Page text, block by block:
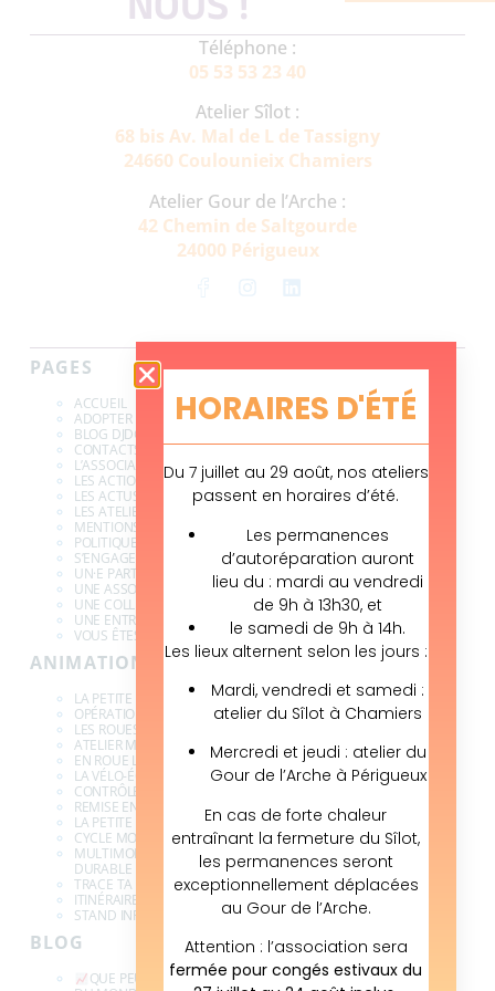
Téléphone :
05 53 53 23 40
Atelier Sîlot :
68 bis Av. Mal de L de Tassigny
24660 Coulounieix Chamiers
Atelier Gour de l’Arche :
42 Chemin de Saltgourde
24000 Périgueux
PAGES
ACCUEIL
ADOPTER UN VÉLO
BLOG DJDG
CONTACTS & INFOS
L’ASSOCIATION
LES ACTIONS
LES ACTUS
LES ATELIERS
MENTIONS LÉGALES
POLITIQUE DE CONFIDENTIALITÉ DES DONNÉES
S’ENGAGER À DJDG
UN·E PARTICULIER·E
UNE ASSOCIATION
UNE COLLECTIVITÉ
UNE ENTREPRISE
VOUS ÊTES … BIENVENUE
ANIMATIONS
LA PETITE REINE SEREINE (JEU)
OPÉRATION RÉVISION VÉLO
LES ROUES VERTES
ATELIER MOBILE D’AUTO-RÉPARATION ET D’AUTO-ENTRETIEN
EN ROUE LIBRE
LA VÉLO-ÉCOLE
CONTRÔLE TECHNIQUE VÉLO
REMISE EN SELLE
LA PETITE REINE SEREINE (ANIMATION)
CYCLE MOBILITÉ
MULTIMODAL : LA COURSE COOPÉRATIVE DE LA MOBILITÉ
DURABLE
TRACE TA ROUTE !
ITINÉRAIRE BIS VIA MULTIMODALITÉ
STAND INFO VÉLO & MULTIMODALITÉ
BLOG
QUE PEUT-ON APPRENDRE DES VILLES LES PLUS CYCLABLES
HORAIRES D'ÉTÉ
Du 7 juillet au 29 août, nos ateliers
passent en horaires d’été.
Les permanences
d’autoréparation auront
lieu du : mardi au vendredi
de 9h à 13h30, et
le samedi de 9h à 14h.
Les lieux alternent selon les jours :
Mardi, vendredi et samedi :
atelier du Sîlot à Chamiers
Mercredi et jeudi : atelier du
Gour de l’Arche à Périgueux
En cas de forte chaleur
entraînant la fermeture du Sîlot,
les permanences seront
exceptionnellement déplacées
au Gour de l’Arche.
Attention : l’association sera
fermée pour congés estivaux du